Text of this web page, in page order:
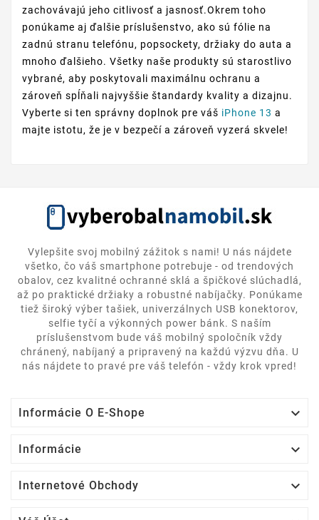
zachovávajú jeho citlivosť a jasnosť.Okrem toho
ponúkame aj ďalšie príslušenstvo, ako sú fólie na
zadnú stranu telefónu, popsockety, držiaky do auta a
mnoho ďalšieho. Všetky naše produkty sú starostlivo
vybrané, aby poskytovali maximálnu ochranu a
zároveň spĺňali najvyššie štandardy kvality a dizajnu.
Vyberte si ten správny doplnok pre váš iPhone 13 a
majte istotu, že je v bezpečí a zároveň vyzerá skvele!
Vylepšite svoj mobilný zážitok s nami! U nás nájdete
všetko, čo váš smartphone potrebuje - od trendových
obalov, cez kvalitné ochranné sklá a špičkové slúchadlá,
až po praktické držiaky a robustné nabíjačky. Ponúkame
tiež široký výber tašiek, univerzálnych USB konektorov,
selfie tyčí a výkonných power bánk. S naším
príslušenstvom bude váš mobilný spoločník vždy
chránený, nabíjaný a pripravený na každú výzvu dňa. U
nás nájdete to pravé pre váš telefón - vždy krok vpred!
Informácie O E-Shope 
Informácie 
Internetové Obchody 